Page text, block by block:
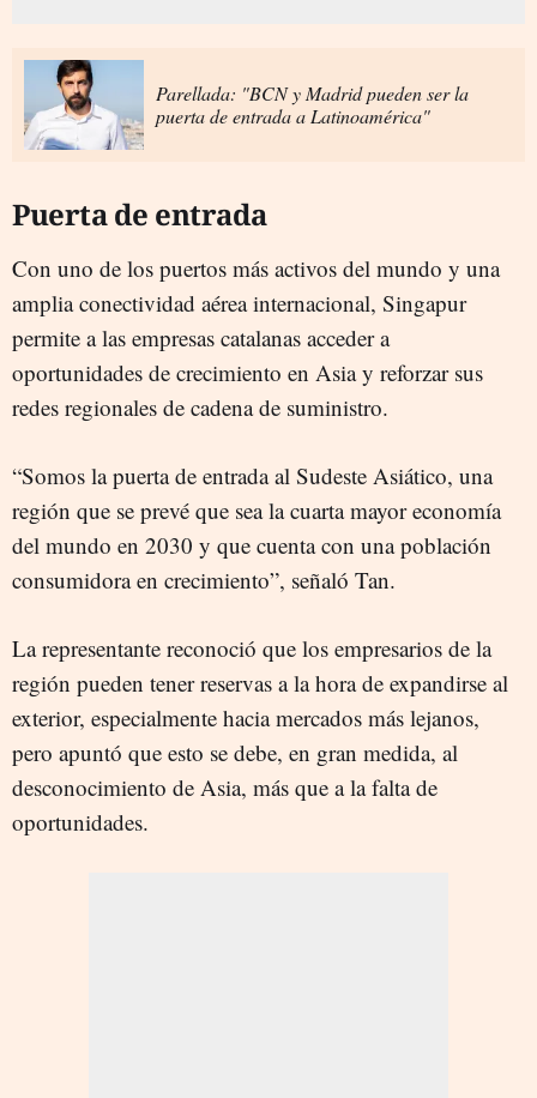
Parellada: "BCN y Madrid pueden ser la
puerta de entrada a Latinoamérica"
Puerta de entrada
Con uno de los puertos más activos del mundo y una
amplia conectividad aérea internacional, Singapur
permite a las empresas catalanas acceder a
oportunidades de crecimiento en Asia y reforzar sus
redes regionales de cadena de suministro.
“Somos la puerta de entrada al Sudeste Asiático, una
región que se prevé que sea la cuarta mayor economía
del mundo en 2030 y que cuenta con una población
consumidora en crecimiento”, señaló Tan.
La representante reconoció que los empresarios de la
región pueden tener reservas a la hora de expandirse al
exterior, especialmente hacia mercados más lejanos,
pero apuntó que esto se debe, en gran medida, al
desconocimiento de Asia, más que a la falta de
oportunidades.